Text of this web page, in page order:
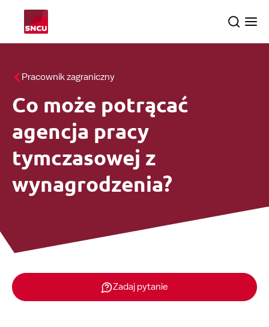
Przejdź
głównej
Search
Tematy
Dochodzenia
Pracownik zagraniczny
Co może potrącać
agencja pracy
tymczasowej z
wynagrodzenia?
Zadaj pytanie